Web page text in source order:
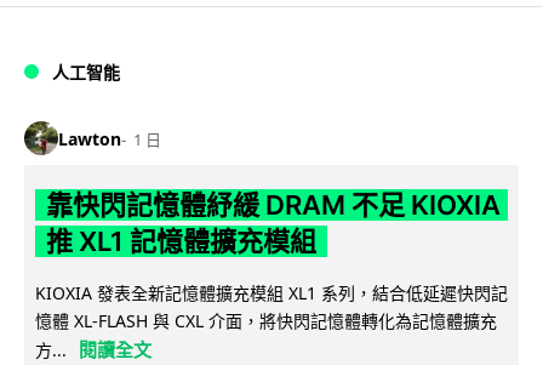
人工智能
Lawton 1 日
靠快閃記憶體紓緩 DRAM 不足 KIOXIA
推 XL1 記憶體擴充模組
KIOXIA 發表全新記憶體擴充模組 XL1 系列，結合低延遲快閃記
憶體 XL-FLASH 與 CXL 介面，將快閃記憶體轉化為記憶體擴充
方...
閱讀全文